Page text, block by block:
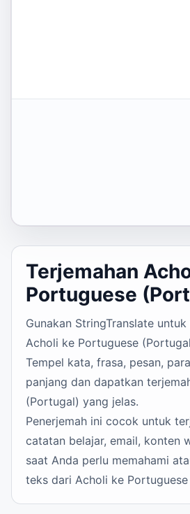
Terjemahan
Portuguese
Gunakan StringTranslate
Acholi ke Portuguese
Tempel kata, frasa, pesan,
panjang dan dapatkan
(Portugal) yang jelas.
Penerjemah ini cocok untuk
catatan belajar, email, konten
saat Anda perlu memahami
teks dari Acholi ke